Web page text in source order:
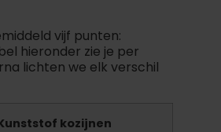
vijf punten:
hieronder zie je per
lichten we elk verschil
kozijnen